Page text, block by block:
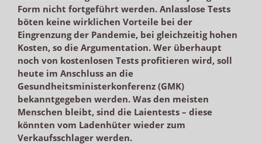
Form nicht fortgeführt werden. Anlasslose Tests
böten keine wirklichen Vorteile bei der
Eingrenzung der Pandemie, bei gleichzeitig hohen
Kosten, so die Argumentation. Wer überhaupt
noch von kostenlosen Tests profitieren wird, soll
heute im Anschluss an die
Gesundheitsministerkonferenz (GMK)
bekanntgegeben werden. Was den meisten
Menschen bleibt, sind die Laientests – diese
könnten vom Ladenhüter wieder zum
Verkaufsschlager werden.